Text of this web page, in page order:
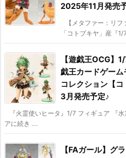
2025年11月発売
【メタファー：リ
「コトブキヤ」産『
【遊戯王OCG】
戯王カードゲー
コレクション【
3月発売予定♪
『火霊使いヒータ』1/7 フィギュア 『
アに続き ...
【FAガール】グ